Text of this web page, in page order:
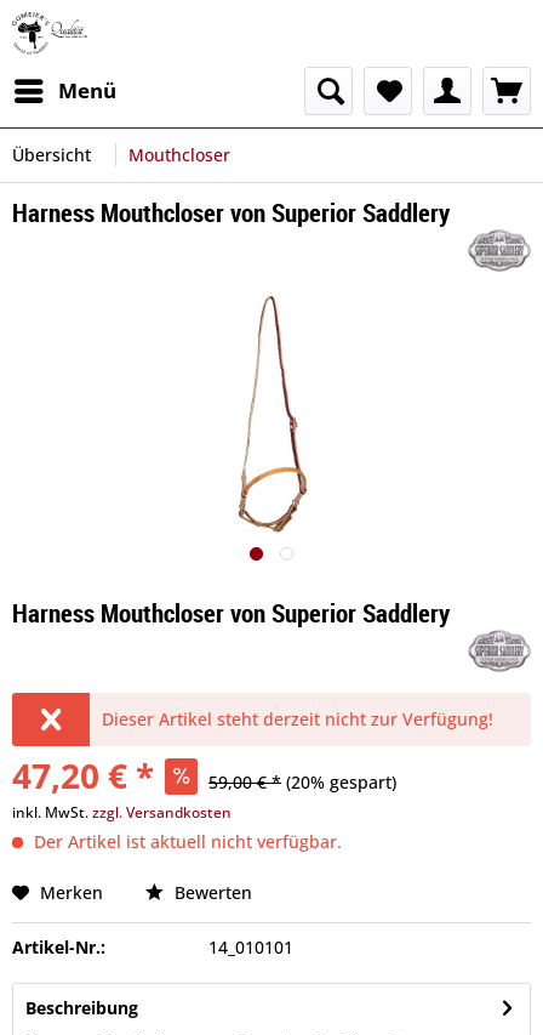
Menü
Übersicht Mouthcloser
Harness Mouthcloser von Superior Saddlery
Harness Mouthcloser von Superior Saddlery
Dieser Artikel steht derzeit nicht zur Verfügung!
47,20 € * 59,00 € * (20% gespart)
inkl. MwSt.zzgl. Versandkosten
Der Artikel ist aktuell nicht verfügbar.
Merken Bewerten
Artikel-Nr.: 14_010101
Beschreibung